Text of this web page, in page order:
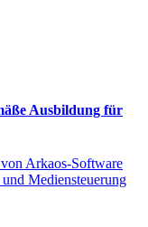
Ausbildung für